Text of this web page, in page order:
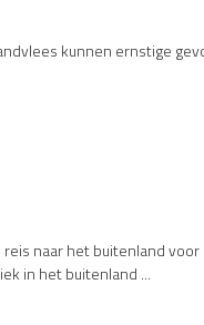
kunnen ernstige
naar het buitenland
in het buitenland ...